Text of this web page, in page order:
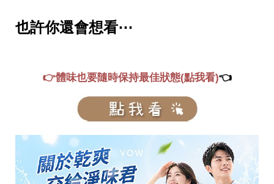
也許你還會想看⋯
👉體味也要隨時保持最佳狀態(點我看)👈